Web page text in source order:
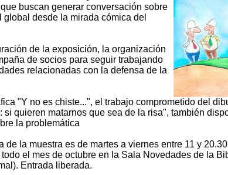
buscan generar conversación sobre
global desde la mirada cómica del
de la exposición, la organización
de socios para seguir trabajando
relacionadas con la defensa de la
"Y no es chiste...", el trabajo comprometido del
si quieren matarnos que sea de la risa", también
la problemática
de la muestra es de martes a viernes entre 11 y
el mes de octubre en la Sala Novedades de la
Entrada liberada.